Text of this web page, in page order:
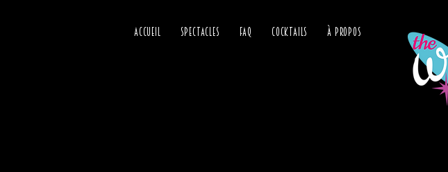
ACCUEIL SPECTACLES FAQ COCKTAILS À PROPOS